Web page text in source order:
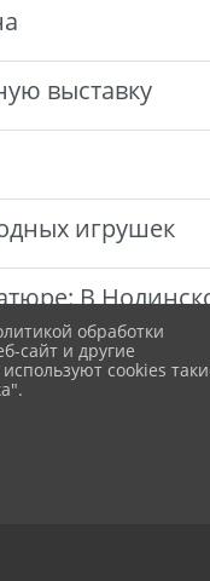
выставку
игрушек
В
обработки
сайт и другие
cookies